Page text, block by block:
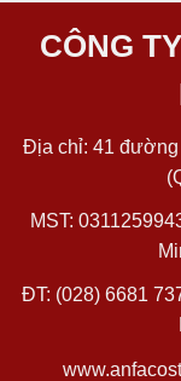
CÔNG
Địa chỉ: 41 đường
MST:
ĐT: (028) 6681